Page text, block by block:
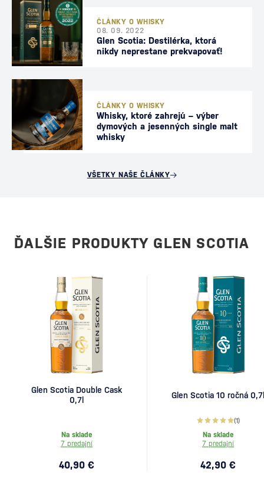
ČLÁNKY O WHISKY
08. 09. 2022
Glen Scotia: Destilérka, ktorá
nikdy neprestane prekvapovať!
ČLÁNKY O WHISKY
Whisky, ktoré zahrejú – výber
dymových a jesenných single malt
whisky
VŠETKY NAŠE ČLÁNKY
ĎALŠIE PRODUKTY GLEN SCOTIA
Glen Scotia Double Cask
0,7l
Na sklade
7 predajní
40,90 €
Glen Scotia 10 ročná 0,7l
(1)
Na sklade
7 predajní
42,90 €